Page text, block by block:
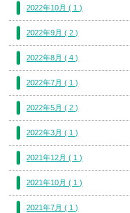
2022年10月 ( 1 )
2022年9月 ( 2 )
2022年8月 ( 4 )
2022年7月 ( 1 )
2022年5月 ( 2 )
2022年3月 ( 1 )
2021年12月 ( 1 )
2021年10月 ( 1 )
2021年7月 ( 1 )